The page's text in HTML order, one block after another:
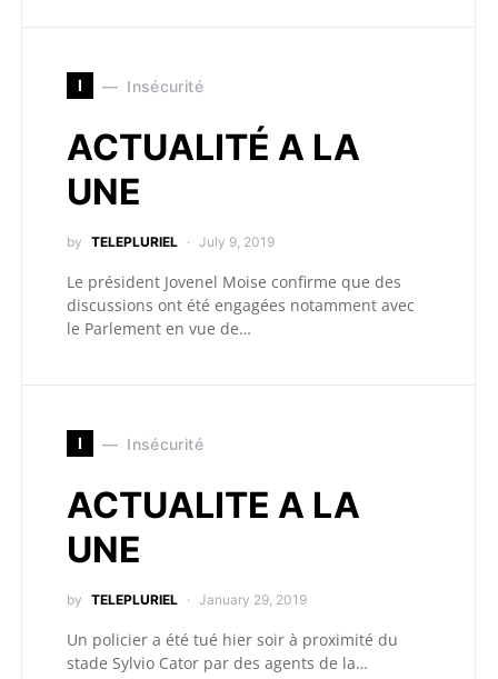
I Insécurité
ACTUALITÉ A LA
UNE
by TELEPLURIEL July 9, 2019
Le président Jovenel Moise confirme que des
discussions ont été engagées notamment avec
le Parlement en vue de…
I Insécurité
ACTUALITE A LA
UNE
by TELEPLURIEL January 29, 2019
Un policier a été tué hier soir à proximité du
stade Sylvio Cator par des agents de la…